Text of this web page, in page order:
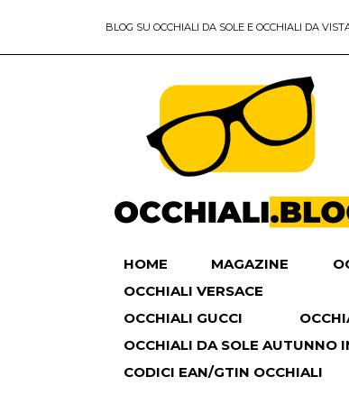
BLOG SU OCCHIALI DA SOLE E OCCHIALI DA
HOME MAGAZINE
OCCHIALI VERSACE
OCCHIALI GUCCI
OCCHIALI DA SOLE AUTUNNO
CODICI EAN/GTIN OCCHIALI